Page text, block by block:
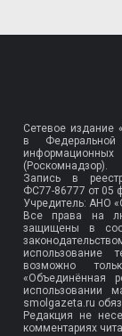
Сетевое издание
в
(Роскомнадзор).
Запись в
ФС77-86777 от 05
Учредитель: АНО
Все права на
защищены в
использование
возможно
«Объединённая
использовании
smolgazeta.ru
Редакция не
комментариях